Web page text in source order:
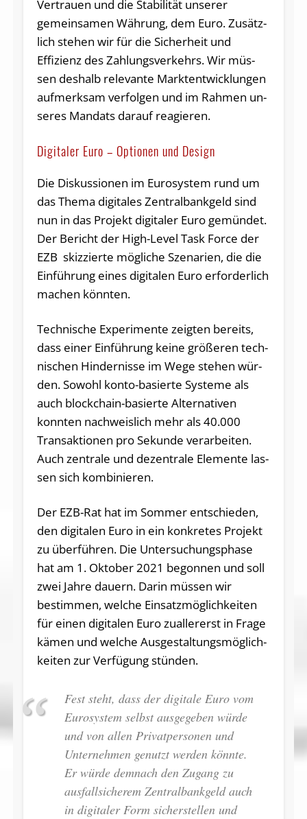
Ver­trau­en und die Sta­bi­li­tät un­se­rer
gemeinsamen Wäh­rung, dem Euro. Zu­sätz­
lich stehen wir für die Si­cher­heit und
Effizienz des Zah­lungs­ver­kehrs. Wir müs­
sen des­halb re­le­van­te Marktentwicklungen
auf­merk­sam ver­fol­gen und im Rah­men un­
se­res Man­dats dar­auf re­agie­ren.
Di­gi­ta­ler Euro – Op­tio­nen und De­sign
Die Diskussionen im Eu­ro­sys­tem rund um
das Thema di­gi­ta­les Zen­tral­bank­geld sind
nun in das Pro­jekt digitaler Euro ge­mün­det.
Der Be­richt der High-Level Task Force der
EZB skiz­zier­te mög­li­che Sze­na­ri­en, die die
Ein­füh­rung eines di­gi­ta­len Euro erforderlich
ma­chen könn­ten.
Technische Ex­pe­ri­men­te zeig­ten be­reits,
dass einer Ein­füh­rung keine grö­ße­ren tech­
ni­schen Hin­der­nis­se im Wege ste­hen wür­
den. So­wohl konto-ba­sier­te Sys­te­me als
auch block­chain-ba­sier­te Al­ter­na­ti­ven
konnten nach­weis­lich mehr als 40.000
Trans­ak­tio­nen pro Se­kun­de ver­ar­bei­ten.
Auch zen­tra­le und dezentrale Ele­men­te las­
sen sich kombinieren.
Der EZB-Rat hat im Som­mer ent­schie­den,
den di­gi­ta­len Euro in ein kon­kre­tes Pro­jekt
zu über­füh­ren. Die Un­ter­su­chungs­pha­se
hat am 1. Ok­to­ber 2021 be­gon­nen und soll
zwei Jahre dau­ern. Darin müs­sen wir
bestimmen, wel­che Ein­satz­mög­lich­kei­ten
für einen di­gi­ta­len Euro zu­al­ler­erst in Frage
kämen und wel­che Aus­ge­stal­tungs­mög­lich­
kei­ten zur Ver­fü­gung stün­den.
Fest steht, dass der di­gi­ta­le Euro vom
Eu­ro­sys­tem selbst aus­ge­ge­ben würde
und von allen Privatpersonen und
Un­ter­neh­men ge­nutzt wer­den könn­te.
Er würde dem­nach den Zu­gang zu
aus­fall­si­che­rem Zen­tral­bank­geld auch
in di­gi­ta­ler Form si­cher­stel­len und